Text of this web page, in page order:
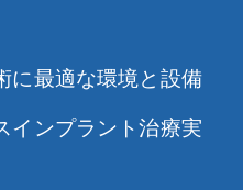
に最適な環境と設備
インプラント治療実